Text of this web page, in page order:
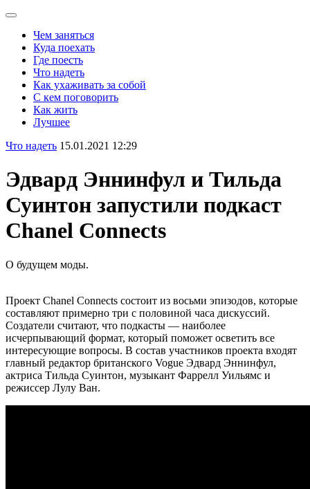
Чем заняться
Куда поехать
Где поесть
Что надеть
Как ухаживать за собой
С кем поговорить
Как жить
Лучшее
Что надеть 15.01.2021 12:29
Эдвард Эннинфул и Тильда
Суинтон запустили подкаст
Chanel Connects
О будущем моды.
Проект Chanel Connects состоит из восьми эпизодов, которые
составляют примерно три с половиной часа дискуссий.
Создатели считают, что подкасты — наиболее
исчерпывающий формат, который поможет осветить все
интересующие вопросы. В состав участников проекта входят
главный редактор британского Vogue Эдвард Эннинфул,
актриса Тильда Суинтон, музыкант Фаррелл Уильямс и
режиссер Лулу Ван.